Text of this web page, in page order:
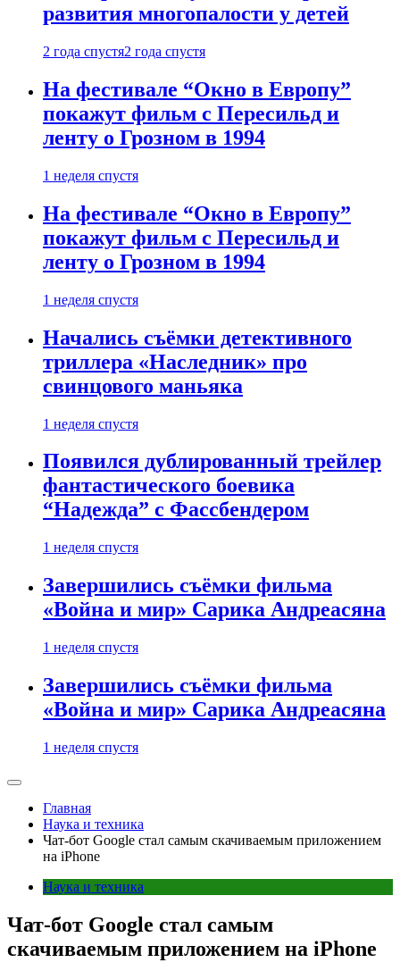
развития многопалости у детей
2 года спустя2 года спустя
На фестивале “Окно в Европу”
покажут фильм с Пересильд и
ленту о Грозном в 1994
1 неделя спустя
На фестивале “Окно в Европу”
покажут фильм с Пересильд и
ленту о Грозном в 1994
1 неделя спустя
Начались съёмки детективного
триллера «Наследник» про
свинцового маньяка
1 неделя спустя
Появился дублированный трейлер
фантастического боевика
“Надежда” с Фассбендером
1 неделя спустя
Завершились съёмки фильма
«Война и мир» Сарика Андреасяна
1 неделя спустя
Завершились съёмки фильма
«Война и мир» Сарика Андреасяна
1 неделя спустя
Главная
Наука и техника
Чат-бот Google стал самым скачиваемым приложением
на iPhone
Наука и техника
Чат-бот Google стал самым
скачиваемым приложением на iPhone